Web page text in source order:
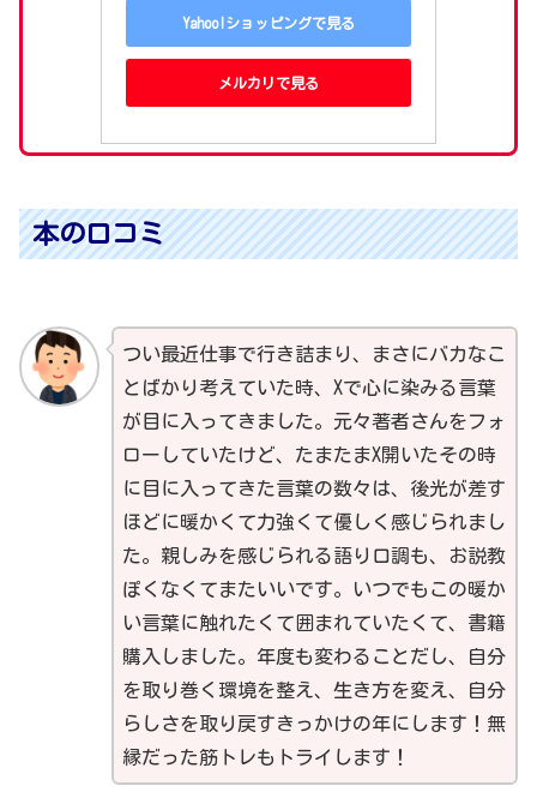
Yahoo!ショッピングで見る
メルカリで見る
本の口コミ
つい最近仕事で行き詰まり、まさにバカなこ
とばかり考えていた時、Xで心に染みる言葉
が目に入ってきました。元々著者さんをフォ
ローしていたけど、たまたまX開いたその時
に目に入ってきた言葉の数々は、後光が差す
ほどに暖かくて力強くて優しく感じられまし
た。親しみを感じられる語り口調も、お説教
ぽくなくてまたいいです。いつでもこの暖か
い言葉に触れたくて囲まれていたくて、書籍
購入しました。年度も変わることだし、自分
を取り巻く環境を整え、生き方を変え、自分
らしさを取り戻すきっかけの年にします！無
縁だった筋トレもトライします！